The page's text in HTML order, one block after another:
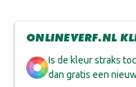
ONLINEVERF.NL
Is de kleur straks
dan gratis een